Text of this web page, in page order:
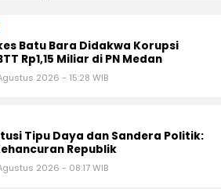
Batu Bara Didakwa Korupsi
Rp1,15 Miliar di PN Medan
2026 - 15:28 WIB
Tipu Daya dan Sandera Politik:
Republik
2026 - 08:17 WIB